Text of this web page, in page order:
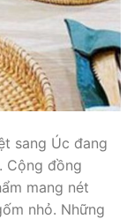
sang Úc đang
Cộng đồng
mang nét
nhỏ. Những